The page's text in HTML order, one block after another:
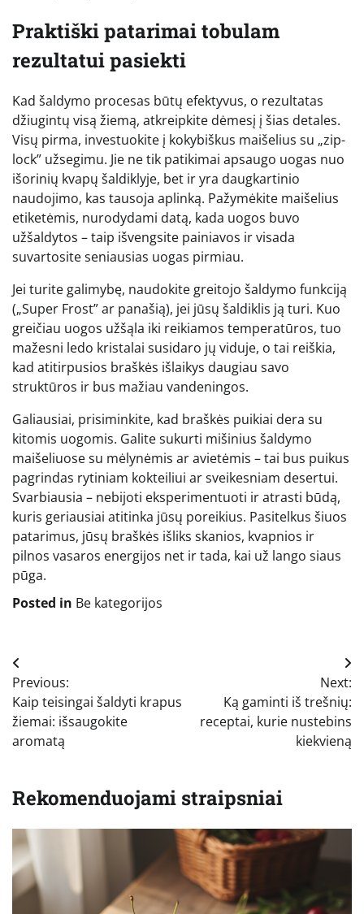
Praktiški patarimai tobulam
rezultatui pasiekti
Kad šaldymo procesas būtų efektyvus, o rezultatas
džiugintų visą žiemą, atkreipkite dėmesį į šias detales.
Visų pirma, investuokite į kokybiškus maišelius su „zip-
lock” užsegimu. Jie ne tik patikimai apsaugo uogas nuo
išorinių kvapų šaldiklyje, bet ir yra daugkartinio
naudojimo, kas tausoja aplinką. Pažymėkite maišelius
etiketėmis, nurodydami datą, kada uogos buvo
užšaldytos – taip išvengsite painiavos ir visada
suvartosite seniausias uogas pirmiau.
Jei turite galimybę, naudokite greitojo šaldymo funkciją
(„Super Frost” ar panašią), jei jūsų šaldiklis ją turi. Kuo
greičiau uogos užšąla iki reikiamos temperatūros, tuo
mažesni ledo kristalai susidaro jų viduje, o tai reiškia,
kad atitirpusios braškės išlaikys daugiau savo
struktūros ir bus mažiau vandeningos.
Galiausiai, prisiminkite, kad braškės puikiai dera su
kitomis uogomis. Galite sukurti mišinius šaldymo
maišeliuose su mėlynėmis ar avietėmis – tai bus puikus
pagrindas rytiniam kokteiliui ar sveikesniam desertui.
Svarbiausia – nebijoti eksperimentuoti ir atrasti būdą,
kuris geriausiai atitinka jūsų poreikius. Pasitelkus šiuos
patarimus, jūsų braškės išliks skanios, kvapnios ir
pilnos vasaros energijos net ir tada, kai už lango siaus
pūga.
Posted in Be kategorijos
Navigacija
tarp
įrašų
Previous:
Kaip teisingai šaldyti krapus
žiemai: išsaugokite
aromatą
Next:
Ką gaminti iš trešnių:
receptai, kurie nustebins
kiekvieną
Rekomenduojami straipsniai